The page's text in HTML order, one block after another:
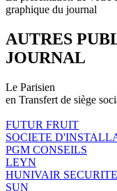
graphique du journal
AUTRES
JOURNAL
Le Parisien
en Transfert de siège
FUTUR FRUIT
SOCIETE
PGM CONSEILS
LEYN
HUNIVAIR
SUN